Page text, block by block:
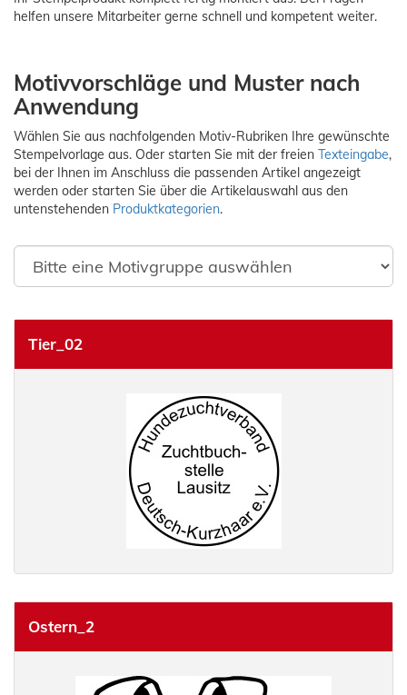
helfen unsere Mitarbeiter gerne schnell und kompetent weiter.
Motivvorschläge und Muster nach
Anwendung
Wählen Sie aus nachfolgenden Motiv-Rubriken Ihre gewünschte
Stempelvorlage aus. Oder starten Sie mit der freien Texteingabe,
bei der Ihnen im Anschluss die passenden Artikel angezeigt
werden oder starten Sie über die Artikelauswahl aus den
untenstehenden Produktkategorien.
Tier_02
Ostern_2